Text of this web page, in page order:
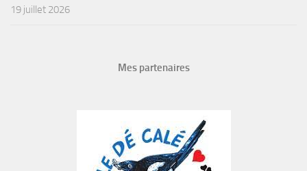
19 juillet 2026
Mes partenaires